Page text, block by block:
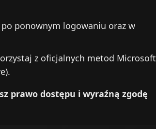
ponownym logowaniu oraz w
z oficjalnych metod Microsoft
prawo dostępu i wyraźną zgodę